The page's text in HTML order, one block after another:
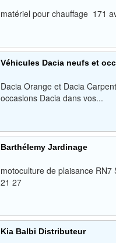
matériel pour chauffage 171
Véhicules Dacia neufs et
Dacia Orange et Dacia
occasions Dacia dans vos...
Barthélemy Jardinage
motoculture de plaisance
21 27
Kia Balbi Distributeur